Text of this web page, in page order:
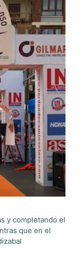
y completando el
que en el